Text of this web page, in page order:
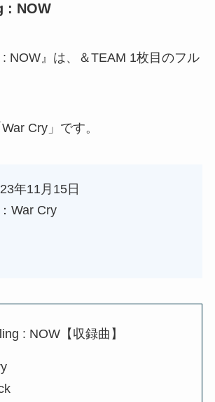
: NOW
: NOW』は、＆TEAM 1枚目のフル
Cry」です。
年11月15日
War Cry
: NOW【収録曲】